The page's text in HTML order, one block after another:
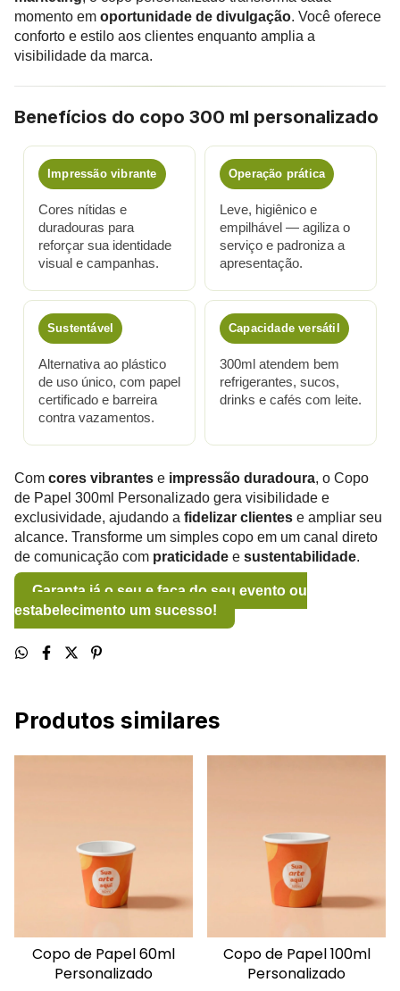
momento em oportunidade de divulgação. Você oferece
conforto e estilo aos clientes enquanto amplia a
visibilidade da marca.
Benefícios do copo 300 ml personalizado
Impressão vibrante
Cores nítidas e
duradouras para
reforçar sua identidade
visual e campanhas.
Operação prática
Leve, higiênico e
empilhável — agiliza o
serviço e padroniza a
apresentação.
Sustentável
Alternativa ao plástico
de uso único, com papel
certificado e barreira
contra vazamentos.
Capacidade versátil
300ml atendem bem
refrigerantes, sucos,
drinks e cafés com leite.
Com cores vibrantes e impressão duradoura, o Copo
de Papel 300ml Personalizado gera visibilidade e
exclusividade, ajudando a fidelizar clientes e ampliar seu
alcance. Transforme um simples copo em um canal direto
de comunicação com praticidade e sustentabilidade.
Garanta já o seu e faça do seu evento ou
estabelecimento um sucesso!
Produtos similares
Copo de Papel 60ml
Personalizado
Copo de Papel 100ml
Personalizado